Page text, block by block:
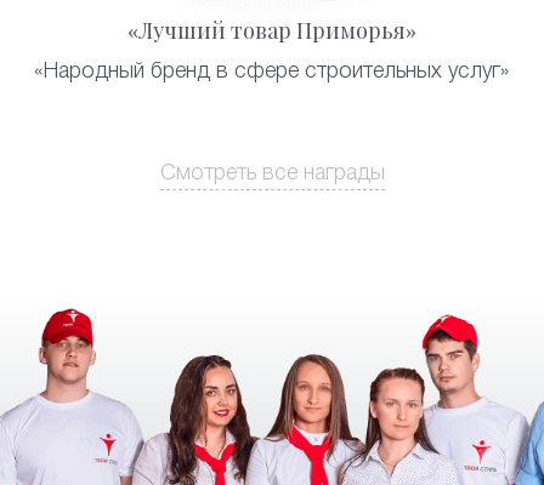
«Лучший товар Приморья»
«Народный бренд в сфере строительных услуг»
Смотреть все награды